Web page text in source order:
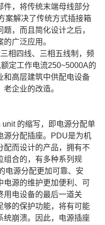
件，将传统末端母线部分
案解决了传统方式插接箱
，而且简化设计之后，
广泛应用。
相四线、三相五线制，频
定工作电流250~5000A的
和高层建筑中供配电设备
企业的改造。
的缩写，即电源分配单
源分配插座。PDU是为机
配而设计的产品，拥有不
组合的，有多种系列规
电源分配更加可靠、安
源的维护更加便利、可
用电设备的最后一道关
够的保护功能，将有可能
统崩溃。因此，电源插座